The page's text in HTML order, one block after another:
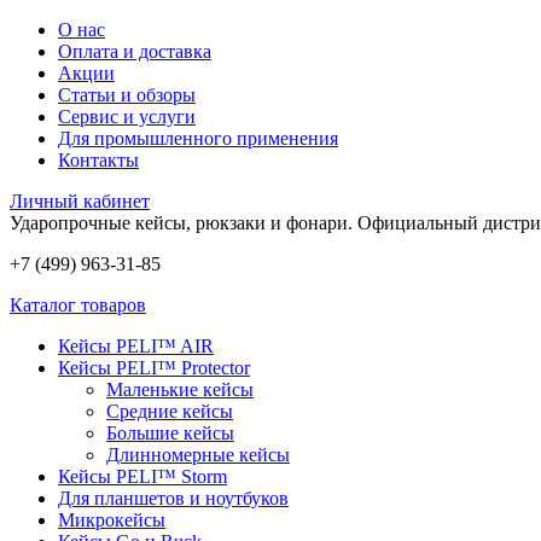
О нас
Оплата и доставка
Акции
Статьи и обзоры
Сервис и услуги
Для промышленного применения
Контакты
Личный кабинет
Ударопрочные кейсы, рюкзаки и фонари. Официальный
+7 (499) 963-31-85
Каталог товаров
Кейсы PELI™ AIR
Кейсы PELI™ Protector
Маленькие кейсы
Средние кейсы
Большие кейсы
Длинномерные кейсы
Кейсы PELI™ Storm
Для планшетов и ноутбуков
Микрокейсы